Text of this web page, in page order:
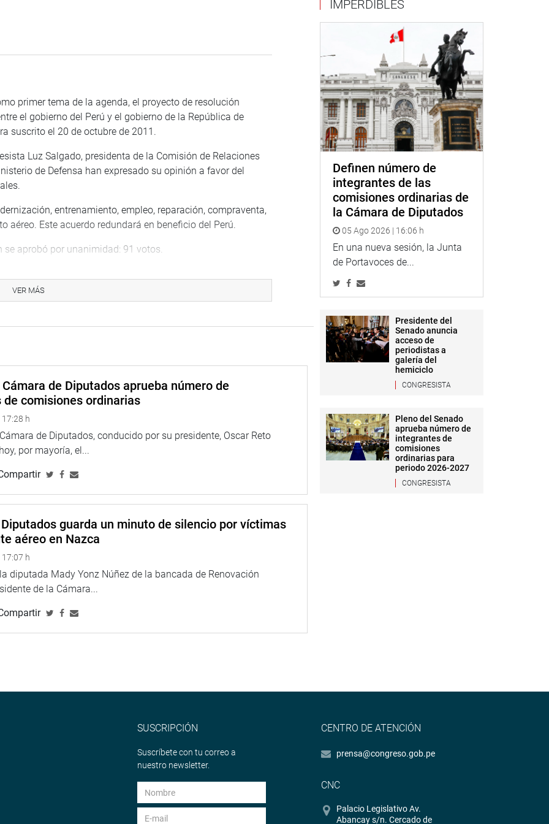
tema de la agenda, el proyecto de resolución
el gobierno del Perú y el gobierno de la República de
suscrito el 20 de octubre de 2011.
Luz Salgado, presidenta de la Comisión de Relaciones
de Defensa han expresado su opinión a favor del
entrenamiento, empleo, reparación, compraventa,
Este acuerdo redundará en beneficio del Perú.
aprobó por unanimidad: 91 votos.
que fuera suscrito el 7 de diciembre de 1944,
y por lo tanto no formaba parte del Derecho Aeronáutico del
contar con el texto íntegro del Acuerdo que constituye, hasta
de otros acuerdos sobre la aviación civil comercial.
VER MÁS
de Diputados aprueba número de
comisiones ordinarias
h
de Diputados, conducido por su presidente, Oscar Reto
por mayoría, el...
guarda un minuto de silencio por víctimas
aéreo en Nazca
h
diputada Mady Yonz Núñez de la bancada de Renovación
de la Cámara...
IMPERDIBLES
Definen número de
integrantes de las
comisiones ordinarias de
la Cámara de Diputados
05 Ago 2026 | 16:06 h
En una nueva sesión, la Junta
de Portavoces de...
Presidente del
Senado anuncia
acceso de
periodistas a
galería del
hemiciclo
CONGRESISTA
Pleno del Senado
aprueba número de
integrantes de
comisiones
ordinarias para
periodo 2026-2027
CONGRESISTA
SUSCRIPCIÓN
Suscríbete con tu correo a
nuestro newsletter.
CENTRO DE ATENCIÓN
prensa@congreso.gob.pe
CNC
Palacio Legislativo Av.
Abancay s/n. Cercado de